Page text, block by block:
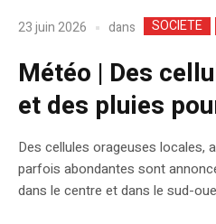
23 juin 2026 dans SOCIETE
Météo | Des
et des pluies
Des cellules orageuses locales,
parfois abondantes sont
dans le centre et dans le sud-